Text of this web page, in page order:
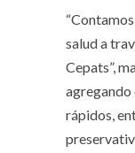
salud a
Cepats”,
agregando
rápidos,